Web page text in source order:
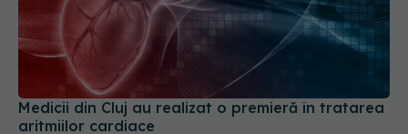
Medicii din Cluj au realizat o premieră în tratarea
aritmiilor cardiace